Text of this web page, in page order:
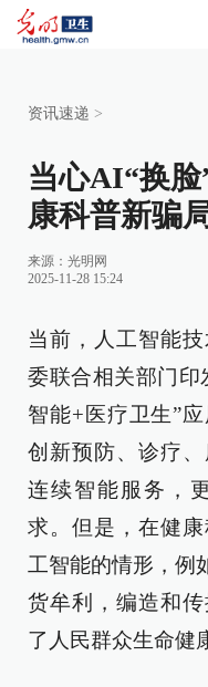
资讯速递 >
当心AI“换
康科普新骗
来源：光明网
2025-11-28 15:24
当前，人工智能
委联合相关部门印
智能+医疗卫生”
创新预防、诊疗
连续智能服务，
求。但是，在健
工智能的情形，例
货牟利，编造和
了人民群众生命健